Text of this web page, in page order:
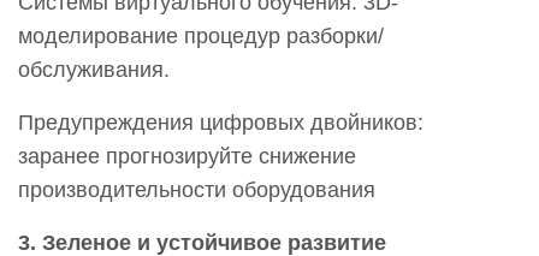
моделирование процедур разборки/
обслуживания.
Предупреждения цифровых двойников:
заранее прогнозируйте снижение
производительности оборудования
3. Зеленое и устойчивое развитие